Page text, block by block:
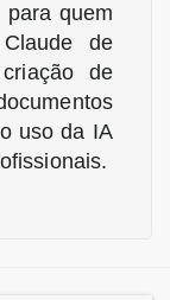
quem
de
de
uso da IA